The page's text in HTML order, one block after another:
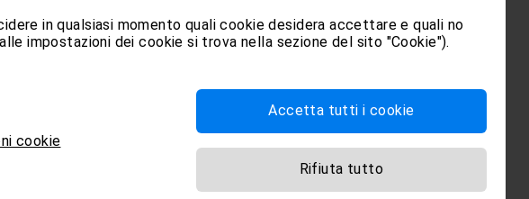
‘Opzioni Internet’.
‘Opzioni’.
l’opzione “utilizza impostazioni personalizzate”.
in qualsiasi momento quali cookie desidera accettare e quali no
impostazioni dei cookie si trova nella sezione del sito "Cookie").
cookie
Accetta tutti i cookie
Rifiuta tutto